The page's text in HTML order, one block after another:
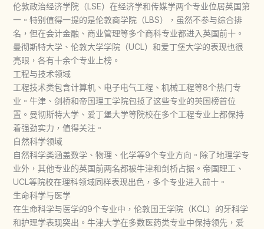
伦敦政治经济学院（LSE）在经济学和传媒学两个专业位居英国第
一。特别值得一提的是伦敦商学院（LBS），虽然不参与综合排
名，但在会计金融、商业管理等多个商科专业都进入英国前十。
曼彻斯特大学、伦敦大学学院（UCL）和爱丁堡大学的表现也很
亮眼，各有十余个专业上榜。
工程与技术领域
工程技术类包含计算机、电子电气工程、机械工程等8个热门专
业。牛津、剑桥和帝国理工学院包揽了这些专业的英国榜首位
置。曼彻斯特大学、爱丁堡大学等院校在多个工程专业上都保持
着强劲实力，值得关注。
自然科学领域
自然科学类涵盖数学、物理、化学等9个专业方向。除了地理学专
业外，其他专业的英国前两名都被牛津和剑桥占据。帝国理工、
UCL等院校在理科领域同样表现出色，多个专业进入前十。
生命科学与医学
在生命科学与医学的9个专业中，伦敦国王学院（KCL）的牙科学
和护理学表现突出。牛津大学在多数医药类专业中保持领先，爱